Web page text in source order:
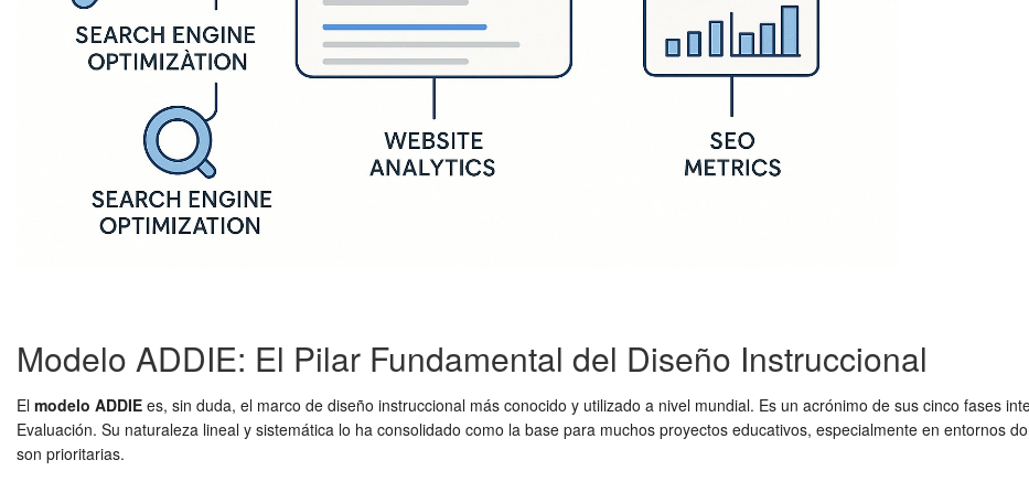
Modelo ADDIE: El Pilar Fundamental del Diseño Instruccional
El modelo ADDIE es, sin duda, el marco de diseño instruccional más conocido y utilizado a nivel mundial. Es un acrónimo de sus cinco fases
Evaluación. Su naturaleza lineal y sistemática lo ha consolidado como la base para muchos proyectos educativos, especialmente en entornos
son prioritarias.